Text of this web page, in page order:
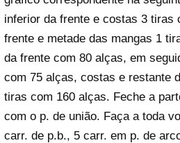
inferior da frente e costas 3 tiras
frente e metade das mangas 1
da frente com 80 alças, em
com 75 alças, costas e restante
tiras com 160 alças. Feche a
com o p. de união. Faça a toda
carr. de p.b., 5 carr. em p. de